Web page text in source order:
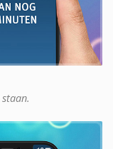
staan.